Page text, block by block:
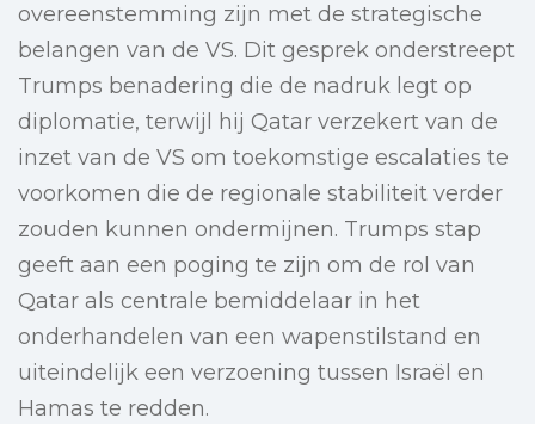
overeenstemming zijn met de strategische
belangen van de VS. Dit gesprek onderstreept
Trumps benadering die de nadruk legt op
diplomatie, terwijl hij Qatar verzekert van de
inzet van de VS om toekomstige escalaties te
voorkomen die de regionale stabiliteit verder
zouden kunnen ondermijnen. Trumps stap
geeft aan een poging te zijn om de rol van
Qatar als centrale bemiddelaar in het
onderhandelen van een wapenstilstand en
uiteindelijk een verzoening tussen Israël en
Hamas te redden.